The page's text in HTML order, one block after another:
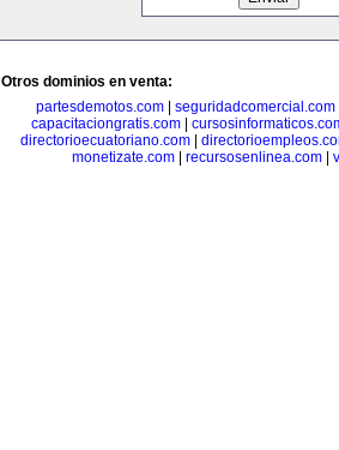
Otros dominios en venta:
partesdemotos.com| seguridadcomercial.com
capacitaciongratis.com|
directorioecuatoriano.com
monetizate.com
recursosenlinea.com